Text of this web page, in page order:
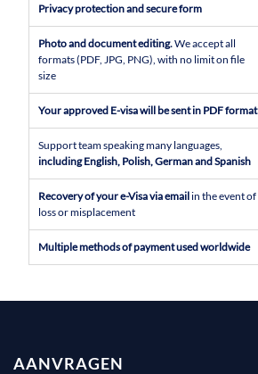
Privacy protection and secure form
Photo and document editing.We accept all
formats (PDF, JPG, PNG), with no limit on file
size
Your approved E-visa will be sent in PDF format
Support team speaking many languages,
including English, Polish, German and Spanish
Recovery of your e-Visa via emailin the event of
loss or misplacement
Multiple methods of payment used worldwide
AANVRAGEN